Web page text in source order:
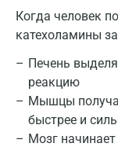
Когда человек
катехоламины
Печень
реакцию
Мышцы
быстрее и
Мозг
Волжский
Воронеж
Гатчина